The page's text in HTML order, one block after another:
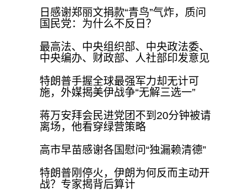
日感谢郑丽文捐款“青鸟”气炸，质问
国民党：为什么不反日？
最高法、中央组织部、中央政法委、
中央编办、财政部、人社部印发意见
特朗普手握全球最强军力却无计可
施，外媒揭美伊战争“无解三选一”
蒋万安拜会民进党团不到20分钟被请
离场，他看穿绿营策略
高市早苗感谢各国慰问“独漏赖清德”
特朗普刚停火，伊朗为何反而主动开
战？专家揭背后算计